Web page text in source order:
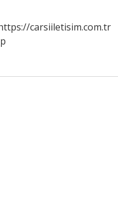
carsiiletisim.com.tr